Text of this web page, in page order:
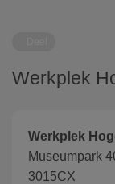
Werkplek
Werkplek
Museumpark
3015CX